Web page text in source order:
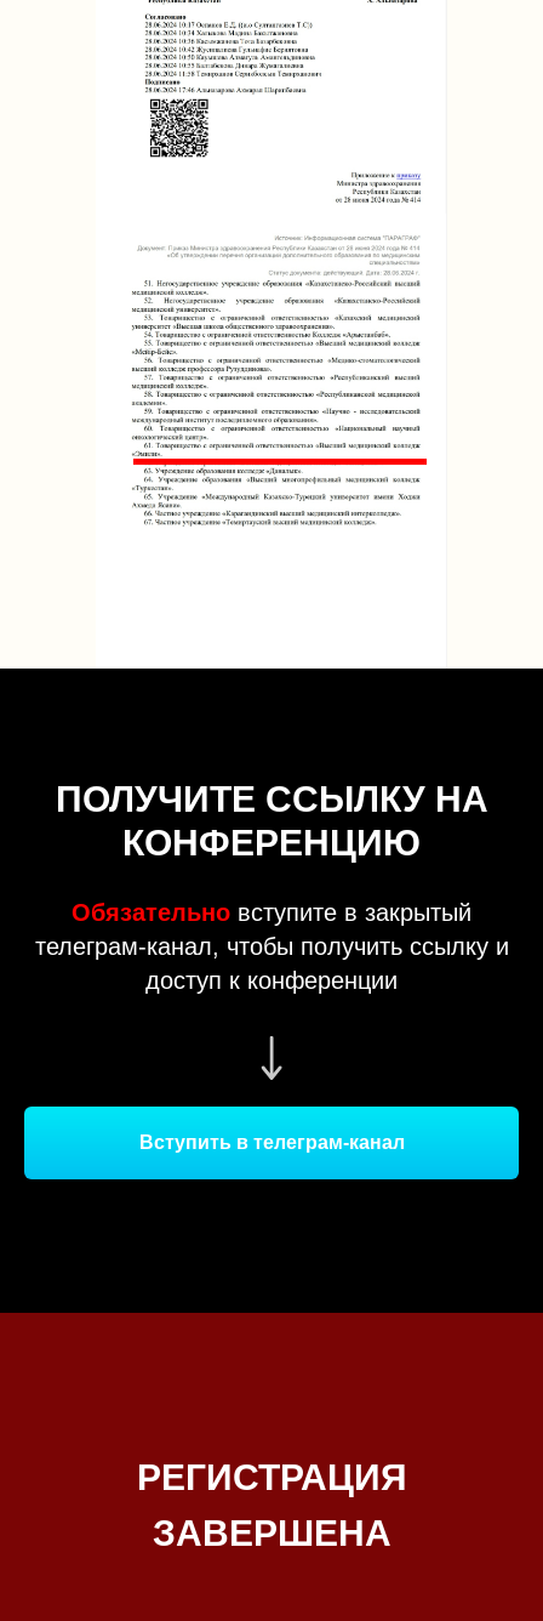
ПОЛУЧИТЕ ССЫЛКУ НА
КОНФЕРЕНЦИЮ
Обязательно вступите в закрытый
телеграм-канал, чтобы получить ссылку и
доступ к конференции
Вступить в телеграм-канал
РЕГИСТРАЦИЯ
ЗАВЕРШЕНА